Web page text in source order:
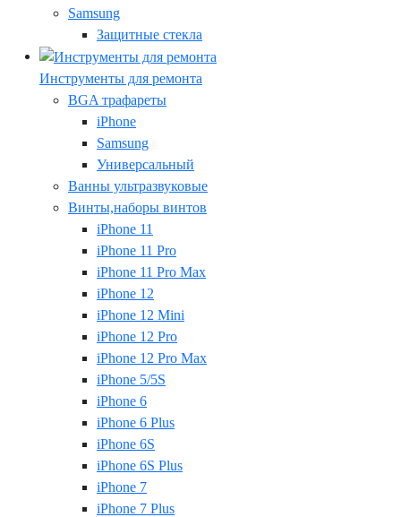
Samsung
Защитные стекла
Инструменты для ремонта
BGA трафареты
iPhone
Samsung
Универсальный
Ванны ультразвуковые
Винты,наборы винтов
iPhone 11
iPhone 11 Pro
iPhone 11 Pro Max
iPhone 12
iPhone 12 Mini
iPhone 12 Pro
iPhone 12 Pro Max
iPhone 5/5S
iPhone 6
iPhone 6 Plus
iPhone 6S
iPhone 6S Plus
iPhone 7
iPhone 7 Plus